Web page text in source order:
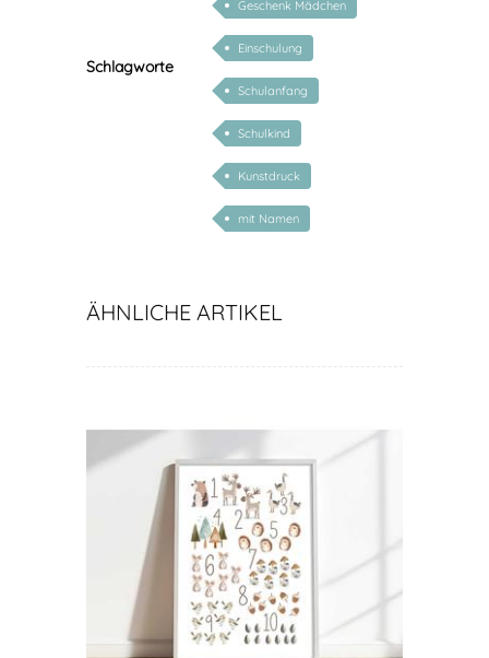
Schlagworte
Geschenk Mädchen
Einschulung
Schulanfang
Schulkind
Kunstdruck
mit Namen
ÄHNLICHE ARTIKEL